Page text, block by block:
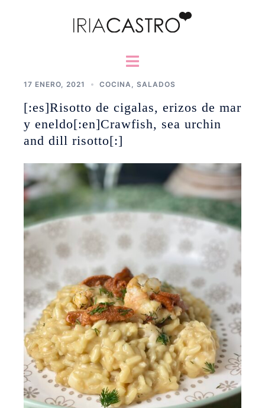
Alternar
17 ENERO, 2021 COCINA SALADOS
[:es]Risotto de cigalas, erizos de mar
y eneldo[:en]Crawfish, sea urchin
and dill risotto[:]